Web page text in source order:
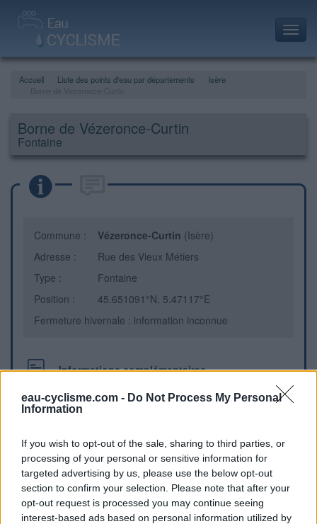
eau-cyclisme.com - Do Not Process My Personal
Information
If you wish to opt-out of the sale, sharing to third parties, or
processing of your personal or sensitive information for
targeted advertising by us, please use the below opt-out
section to confirm your selection. Please note that after your
opt-out request is processed you may continue seeing
interest-based ads based on personal information utilized by
Accueil Liste des points d'eau par départements
Isère
Borne de Vézeronce-Curtin
Fontaine
Commune : Vézeronce-Curtin (Isère)
Adresse :
Rue des Vieux Métiers
Type :
Fontaine
Position :
45.651091°N, 5.47117°E
Fermeture hivernale : information inconnue
Informations complémentaires
Une borne verte se trouve sur la place piétonne devant
l'église.
Repères visuels